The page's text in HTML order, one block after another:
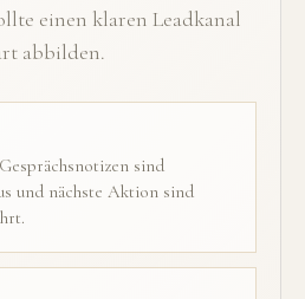
einen klaren Leadkanal
abbilden.
sind
und nächste Aktion sind